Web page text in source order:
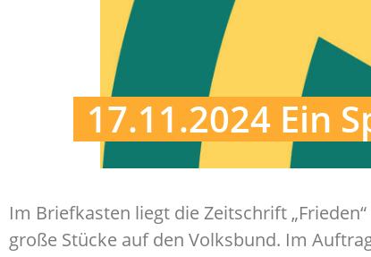
17.11.2024 Ein
Im Briefkasten liegt die Zeitschrift
große Stücke auf den Volksbund. Im